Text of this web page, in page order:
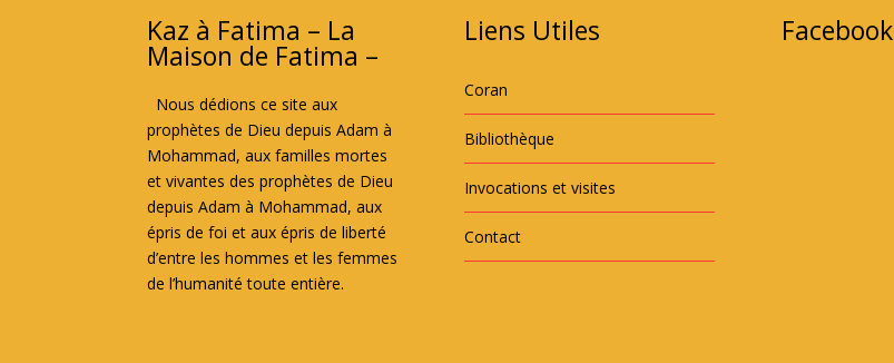
Kaz à Fatima – La
Maison de Fatima –
Nous dédions ce site aux
prophètes de Dieu depuis Adam à
Mohammad, aux familles mortes
et vivantes des prophètes de Dieu
depuis Adam à Mohammad, aux
épris de foi et aux épris de liberté
d’entre les hommes et les femmes
de l’humanité toute entière.
Liens Utiles
Coran
Bibliothèque
Invocations et visites
Contact
Facebook